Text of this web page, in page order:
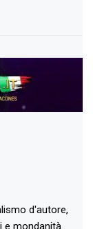
d'autore,
e mondanità.